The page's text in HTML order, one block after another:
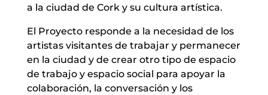
a la ciudad de Cork y su cultura artística.
El Proyecto responde a la necesidad de los
artistas visitantes de trabajar y permanecer
en la ciudad y de crear otro tipo de espacio
de trabajo y espacio social para apoyar la
colaboración, la conversación y los